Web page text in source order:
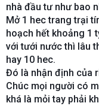
nhà đầu tư như bao
Mở 1 hec trang trại
hoạch hết khoảng 1
với tưới nước thì lâu
hay 10 hec.
Đó là nhận định của
Chúc mọi người có
khá là mỏi tay phải